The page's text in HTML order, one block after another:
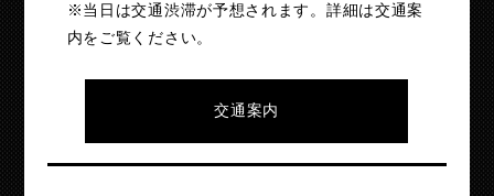
※当日は交通渋滞が予想されます。詳細は交通案
内をご覧ください。
交通案内